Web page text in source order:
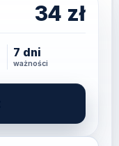
34 zł
7 dni
ważności